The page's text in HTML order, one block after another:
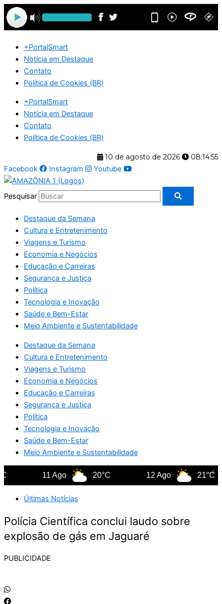
Ir
para
o
+PortalSmart
Notícia em Destaque
Contato
Política de Cookies (BR)
+PortalSmart
Notícia em Destaque
Contato
Política de Cookies (BR)
10 de agosto de 2026
08:14:56
Facebook
Instagram Youtube
Pesquisar
Destaque da Semana
Cultura e Entretenimento
Viagens e Turismo
Economia e Negócios
Educação e Carreiras
Segurança e Justiça
Política
Tecnologia e Inovação
Saúde e Bem-Estar
Meio Ambiente e Sustentabilidade
Destaque da Semana
Cultura e Entretenimento
Viagens e Turismo
Economia e Negócios
Educação e Carreiras
Segurança e Justiça
Política
Tecnologia e Inovação
Saúde e Bem-Estar
Meio Ambiente e Sustentabilidade
11 Ago 20°C 12 Ago 21°C
Últimas Notícias
Polícia Científica conclui laudo sobre
explosão de gás em Jaguaré
PUBLICIDADE